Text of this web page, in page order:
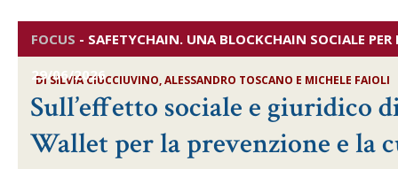
FOCUS - SAFETYCHAIN. UNA BLOCKCHAIN SOCIALE
29/06/2026
DISILVIA CIUCCIUVINO, ALESSANDRO TOSCANO E MICHELE FAIOLI
Sull’effetto sociale e giuridico
Wallet per la prevenzione e la